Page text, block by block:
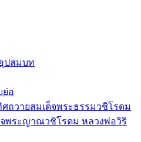
ปสมบท
ย่อ
ถวายสมเด็จพระธรรมวชิโรดม
พระญาณวชิโรดม หลวงพ่อวิริ